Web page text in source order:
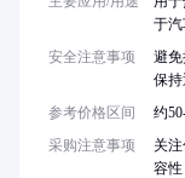
于
安全注意事项
避免
保
参考价格区间
约
采购注意事项
关
容性